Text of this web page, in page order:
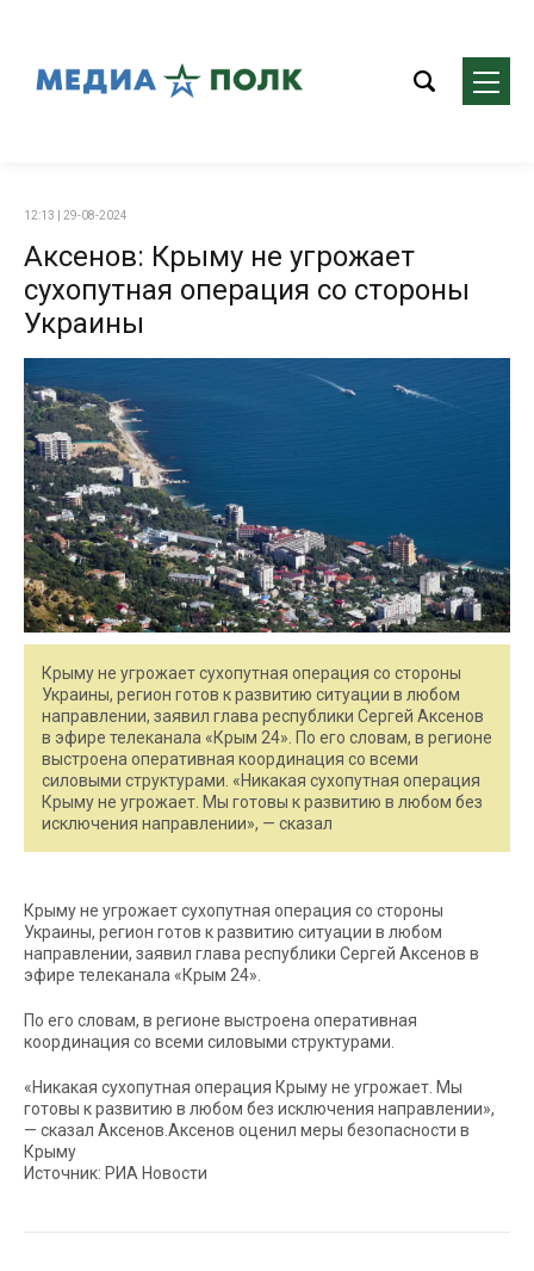
12:13 | 29-08-2024
Аксенов: Крыму не угрожает
сухопутная операция со стороны
Украины
Крыму не угрожает сухопутная операция со стороны
Украины, регион готов к развитию ситуации в любом
направлении, заявил глава республики Сергей Аксенов
в эфире телеканала «Крым 24». По его словам, в регионе
выстроена оперативная координация со всеми
силовыми структурами. «Никакая сухопутная операция
Крыму не угрожает. Мы готовы к развитию в любом без
исключения направлении», — сказал
Крыму не угрожает сухопутная операция со стороны
Украины, регион готов к развитию ситуации в любом
направлении, заявил глава республики Сергей Аксенов в
эфире телеканала «Крым 24».
По его словам, в регионе выстроена оперативная
координация со всеми силовыми структурами.
«Никакая сухопутная операция Крыму не угрожает. Мы
готовы к развитию в любом без исключения направлении»,
— сказал Аксенов.Аксенов оценил меры безопасности в
Крыму
Источник: РИА Новости